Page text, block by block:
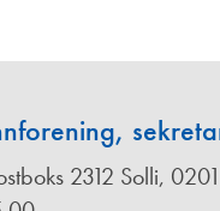
2312 Solli,